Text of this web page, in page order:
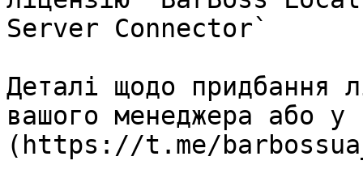
Server Connector`
Деталі щодо придбання
вашого менеджера або
(https://t.me/